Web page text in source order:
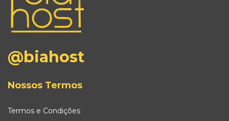
@biahost
Nossos Termos
Termos e Condições